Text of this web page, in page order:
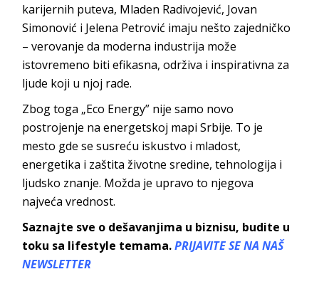
karijernih puteva, Mladen Radivojević, Jovan
Simonović i Jelena Petrović imaju nešto zajedničko
– verovanje da moderna industrija može
istovremeno biti efikasna, održiva i inspirativna za
ljude koji u njoj rade.
Zbog toga „Eco Energy” nije samo novo
postrojenje na energetskoj mapi Srbije. To je
mesto gde se susreću iskustvo i mladost,
energetika i zaštita životne sredine, tehnologija i
ljudsko znanje. Možda je upravo to njegova
najveća vrednost.
Saznajte sve o dešavanjima u biznisu, budite u
toku sa lifestyle temama.PRIJAVITE SE NA NAŠ
NEWSLETTER